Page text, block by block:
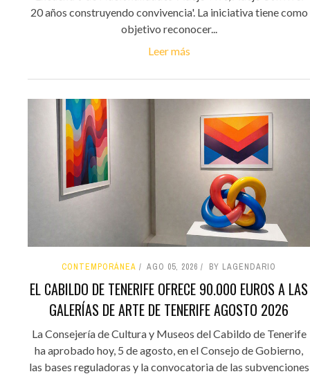
20 años construyendo convivencia'. La iniciativa tiene como
objetivo reconocer...
Leer más
CONTEMPORÁNEA AGO 05, 2026 BY LAGENDARIO
EL CABILDO DE TENERIFE OFRECE 90.000 EUROS A LAS
GALERÍAS DE ARTE DE TENERIFE AGOSTO 2026
La Consejería de Cultura y Museos del Cabildo de Tenerife
ha aprobado hoy, 5 de agosto, en el Consejo de Gobierno,
las bases reguladoras y la convocatoria de las subvenciones